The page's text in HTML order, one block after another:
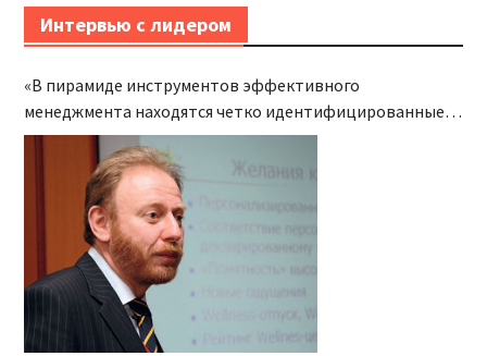
Интервью с лидером
«В пирамиде инструментов эффективного
менеджмента находятся четко идентифицированные,
детально расписанные и систематически
контролируемые бизнес-процессы»